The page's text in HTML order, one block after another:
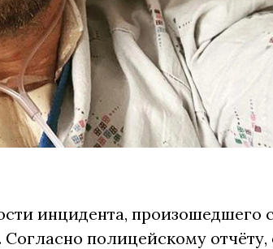
инцидента, произошедшего
полицейскому отчёту,